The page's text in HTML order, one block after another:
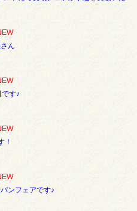
ん
す♪
！
ンフェアです♪